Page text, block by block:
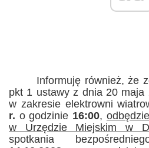
Informuję również, że
pkt 1 ustawy z dnia 20 maja
w zakresie elektrowni
r. o godzinie 16:00,
w Urzędzie Miejskim w
spotkania